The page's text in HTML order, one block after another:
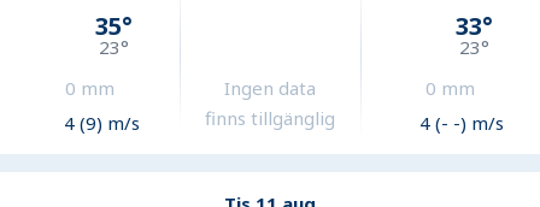
35°
23°
0 mm
4 (9) m/s
Ingen data
finns tillgänglig
33°
23°
0 mm
4 (- -) m/s